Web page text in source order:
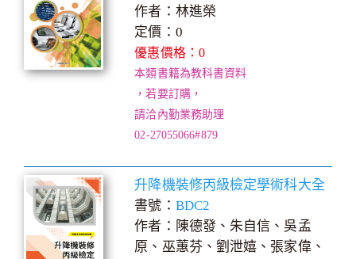
作者：林進榮
定價：0
優惠價格：0
本類書籍為教科書資料
，若要訂購，
請洽內勤業務助理
02-27055066#879
升降機裝修丙級檢定學術科大全
書號： BDC2
作者：陳德發、朱自信、吳孟
原、巫蕙芬、劉泄嬉、張家偉、